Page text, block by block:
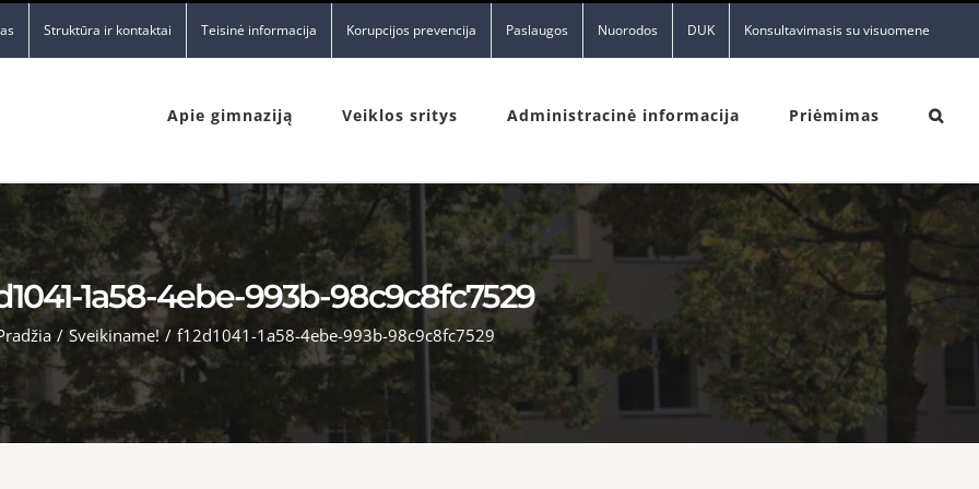
Struktūra ir kontaktai Teisinė informacija Korupcijos prevencija Paslaugos Nuorodos DUK Konsultavimasis su visuomene
Apie gimnaziją Veiklos sritys Administracinė informacija Priėmimas
1a58-4ebe-993b-98c9c8fc7529
/ Sveikiname! / f12d1041-1a58-4ebe-993b-98c9c8fc7529